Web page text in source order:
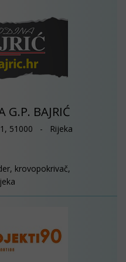
G.P. BAJRIĆ
51000 - Rijeka
krovopokrivač,